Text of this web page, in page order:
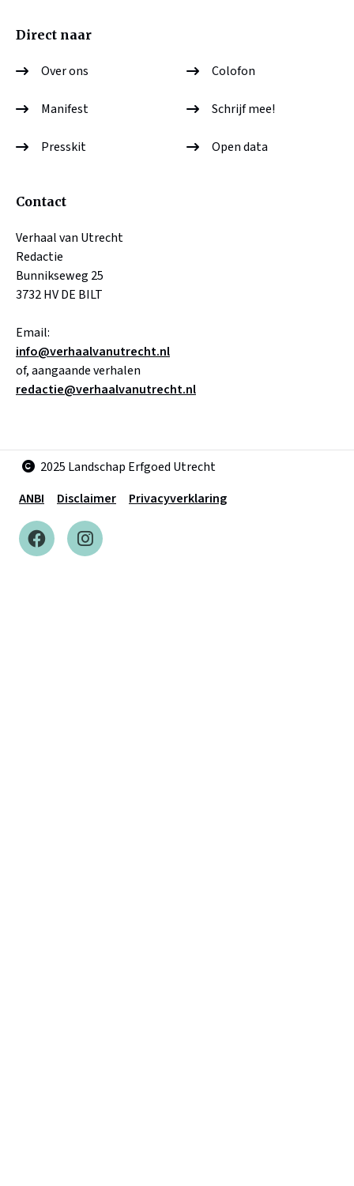
Direct naar
Over ons Colofon
Manifest Schrijf mee!
Presskit Open data
Contact
Verhaal van Utrecht
Redactie
Bunnikseweg 25
3732 HV DE BILT
Email:
info@verhaalvanutrecht.nl
of, aangaande verhalen
redactie@verhaalvanutrecht.nl
2025 Landschap Erfgoed Utrecht
ANBI
Disclaimer Privacyverklaring